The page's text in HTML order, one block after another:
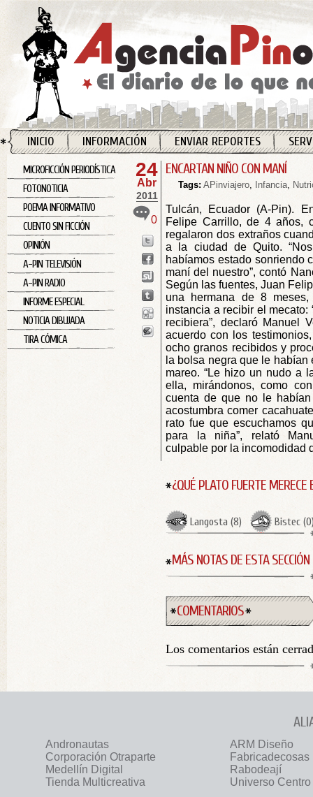
INICIO INFORMACIÓN ENVIAR REPORTES
MICROFICCIÓN PERIODÍSTICA
FOTONOTICIA
POEMA INFORMATIVO
CUENTO SIN FICCIÓN
OPINIÓN
A-PIN TELEVISIÓN
A-PIN RADIO
INFORME ESPECIAL
NOTICIA DIBUJADA
TIRA CÓMICA
24
Abr
2011
0
ENCARTAN NIÑO CON MANÍ
Tags: APinviajero, Infancia,
Tulcán, Ecuador (A-Pin).
Felipe Carrillo, de 4 años,
regalaron dos extraños
a la ciudad de Quito.
habíamos estado sonriendo
maní del nuestro”, contó
Según las fuentes, Juan
una hermana de 8
instancia a recibir el mecato:
recibiera”, declaró Manuel
acuerdo con los
ocho granos recibidos y
la bolsa negra que le
mareo. “Le hizo un nudo a
ella, mirándonos, como
cuenta de que no le habían
acostumbra comer
rato fue que escuchamos
para la niña”, relató
culpable por la incomodidad
¿QUÉ PLATO FUERTE MERECE
Langosta (8) Bistec (0
MÁS NOTAS DE ESTA SECCIÓN
COMENTARIOS
Los comentarios están
Andronautas
ARM Diseño
Corporación Otraparte
Fabricadecosas
Medellín Digital
Rabodeají
Tienda Multicreativa
Universo Centro